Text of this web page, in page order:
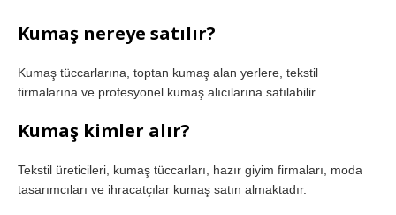
Kumaş nereye satılır?
Kumaş tüccarlarına, toptan kumaş alan yerlere, tekstil
firmalarına ve profesyonel kumaş alıcılarına satılabilir.
Kumaş kimler alır?
Tekstil üreticileri, kumaş tüccarları, hazır giyim firmaları, moda
tasarımcıları ve ihracatçılar kumaş satın almaktadır.